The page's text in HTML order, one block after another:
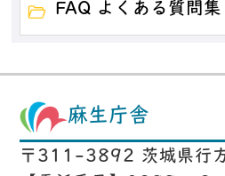
FAQ よくある質問
麻生庁舎
〒311-3892 茨城県行